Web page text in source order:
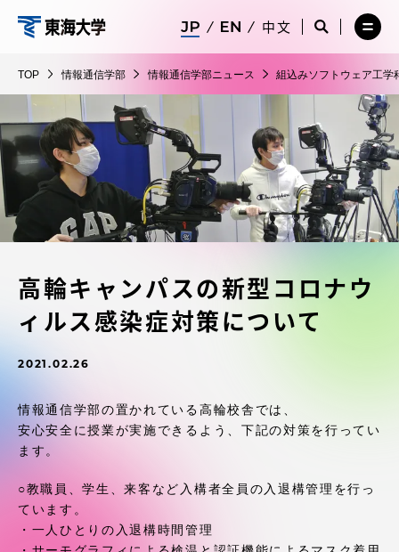
に
ス
キ
ッ
報
通
信
部
中文
サ
検
索
開
く
サ
イ
索
を
閉
じ
る
メ
ー
を
開
く
TOP 情報通信学部 情報通信学部ニュース 組込みソフトウェア工学
高輪キャンパスの新型コロナウ
ィルス感染症対策について
2021.02.26
情報通信学部の置かれている高輪校舎では、
安心安全に授業が実施できるよう、下記の対策を行ってい
ます。
○教職員、学生、来客など入構者全員の入退構管理を行っ
ています。
・一人ひとりの入退構時間管理
メ
ニ
を
閉
じ
る
在学生・保護者向けポータル（TIPS）
受験・入学案内
教員・研究者ガイド
大学の概要
受験・入学案内
学生生活
グローバルネットワーク